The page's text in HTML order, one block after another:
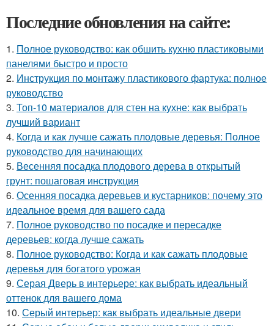
Последние обновления на сайте:
1. Полное руководство: как обшить кухню пластиковыми
панелями быстро и просто
2. Инструкция по монтажу пластикового фартука: полное
руководство
3. Топ-10 материалов для стен на кухне: как выбрать
лучший вариант
4. Когда и как лучше сажать плодовые деревья: Полное
руководство для начинающих
5. Весенняя посадка плодового дерева в открытый
грунт: пошаговая инструкция
6. Осенняя посадка деревьев и кустарников: почему это
идеальное время для вашего сада
7. Полное руководство по посадке и пересадке
деревьев: когда лучше сажать
8. Полное руководство: Когда и как сажать плодовые
деревья для богатого урожая
9. Серая Дверь в интерьере: как выбрать идеальный
оттенок для вашего дома
10. Серый интерьер: как выбрать идеальные двери